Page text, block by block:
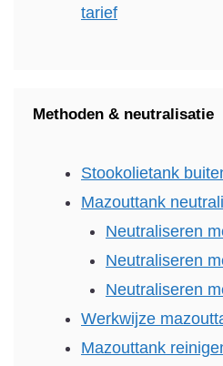
tarief
Methoden & neutralisatie
Stookolietank
Mazouttank
Neutraliseren
Neutraliseren
Neutraliseren
Werkwijze
Mazouttank